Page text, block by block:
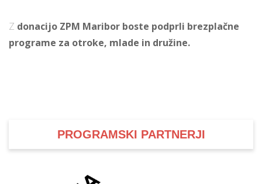
Z donacijo ZPM Maribor boste podprli brezplačne
programe za otroke, mlade in družine.
PROGRAMSKI PARTNERJI